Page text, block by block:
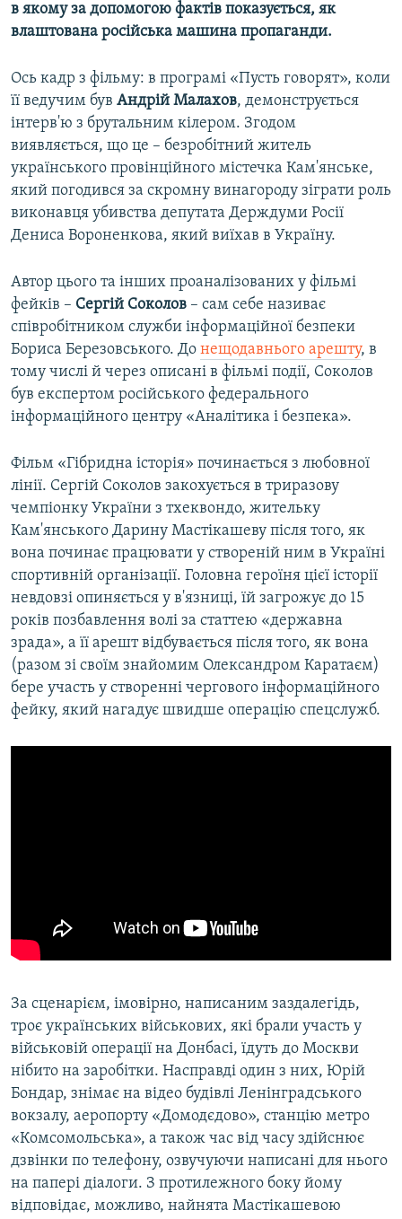
в якому за допомогою фактів показується, як
влаштована російська машина пропаганди.
Ось кадр з фільму: в програмі «Пусть говорят», коли
її ведучим був Андрій Малахов, демонструється
інтерв'ю з брутальним кілером. Згодом
виявляється, що це – безробітний житель
українського провінційного містечка Кам'янське,
який погодився за скромну винагороду зіграти роль
виконавця убивства депутата Держдуми Росії
Дениса Вороненкова, який виїхав в Україну.
Автор цього та інших проаналізованих у фільмі
фейків – Сергій Соколов – сам себе називає
співробітником служби інформаційної безпеки
Бориса Березовського. До нещодавнього арешту, в
тому числі й через описані в фільмі події, Соколов
був експертом російського федерального
інформаційного центру «Аналітика і безпека».
Фільм «Гібридна історія» починається з любовної
лінії. Сергій Соколов закохується в триразову
чемпіонку України з тхеквондо, жительку
Кам'янського Дарину Мастікашеву після того, як
вона починає працювати у створеній ним в Україні
спортивній організації. Головна героїня цієї історії
невдовзі опиняється у в'язниці, їй загрожує до 15
років позбавлення волі за статтею «державна
зрада», а її арешт відбувається після того, як вона
(разом зі своїм знайомим Олександром Каратаєм)
бере участь у створенні чергового інформаційного
фейку, який нагадує швидше операцію спецслужб.
​За сценарієм, імовірно, написаним заздалегідь,
троє українських військових, які брали участь у
військовій операції на Донбасі, їдуть до Москви
нібито на заробітки. Насправді один з них, Юрій
Бондар, знімає на відео будівлі Ленінградського
вокзалу, аеропорту «Домодєдово», станцію метро
«Комсомольська», а також час від часу здійснює
дзвінки по телефону, озвучуючи написані для нього
на папері діалоги. З протилежного боку йому
відповідає, можливо, найнята Мастікашевою